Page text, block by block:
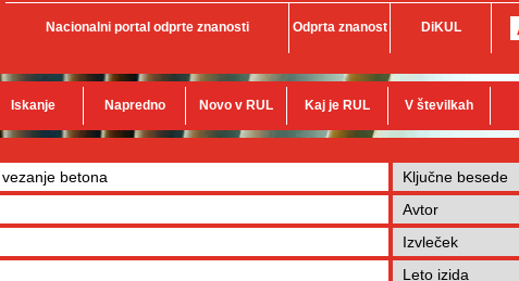
Nacionalni portal odprte znanosti Odprta znanost DiKUL
Iskanje Napredno Novo v RUL Kaj je RUL V številkah